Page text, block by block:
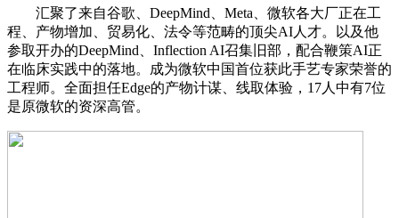
汇聚了来自谷歌、DeepMind、Meta、微软各大厂正在工
程、产物增加、贸易化、法令等范畴的顶尖AI人才。以及他
参取开办的DeepMind、Inflection AI召集旧部，配合鞭策AI正
在临床实践中的落地。成为微软中国首位获此手艺专家荣誉的
工程师。全面担任Edge的产物计谋、线取体验，17人中有7位
是原微软的资深高管。